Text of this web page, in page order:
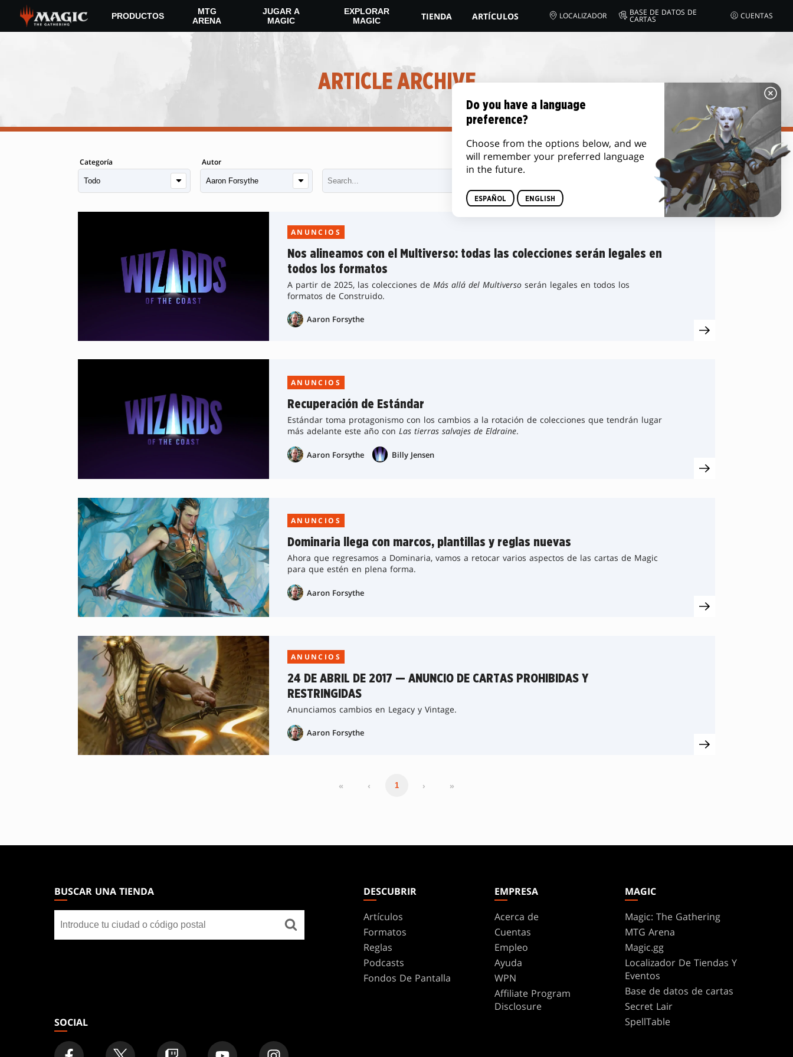
main
PRODUCTOS
MTG
ARENA
JUGAR A
MAGIC
EXPLORAR
MAGIC
TIENDA ARTÍCULOS LOCALIZADOR BASE DE DATOS DE
CARTAS CUENTAS
ARTICLE ARCHIVE
Categoría Autor Ordenar por
ANUNCIOS
Nos alineamos con el Multiverso: todas las colecciones serán legales en
todos los formatos
A partir de 2025, las colecciones de Más allá del Multiverso serán legales en todos los
formatos de Construido.
Aaron Forsythe
ANUNCIOS
Recuperación de Estándar
Estándar toma protagonismo con los cambios a la rotación de colecciones que tendrán lugar
más adelante este año con Las tierras salvajes de Eldraine.
Aaron Forsythe Billy Jensen
ANUNCIOS
Dominaria llega con marcos, plantillas y reglas nuevas
Ahora que regresamos a Dominaria, vamos a retocar varios aspectos de las cartas de Magic
para que estén en plena forma.
Aaron Forsythe
ANUNCIOS
24 DE ABRIL DE 2017 — ANUNCIO DE CARTAS PROHIBIDAS Y
RESTRINGIDAS
Anunciamos cambios en Legacy y Vintage.
Aaron Forsythe
« ‹ 1 › »
GATHERINGBUSCAR UNA TIENDA
una
tienda
SOCIAL
DESCUBRIR
Artículos
Formatos
Reglas
Podcasts
Fondos De Pantalla
EMPRESA
Acerca de
Cuentas
Empleo
Ayuda
WPN
Affiliate Program
Disclosure
MAGIC
Magic: The Gathering
MTG Arena
Magic.gg
Localizador De Tiendas Y
Eventos
Base de datos de cartas
Secret Lair
SpellTable
Do you have a language
preference?
Choose from the options below, and we
will remember your preferred language
in the future.
ESPAÑOL ENGLISH